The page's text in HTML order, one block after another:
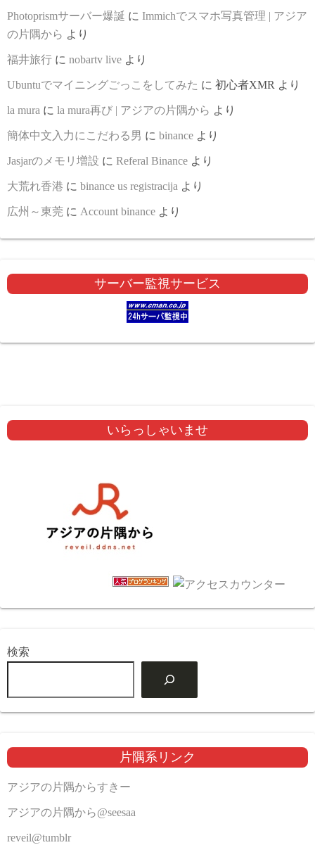
Photoprismサーバー爆誕 に Immichでスマホ写真管理 | アジア
の片隅から より
福井旅行 に nobartv live より
Ubuntuでマイニングごっこをしてみた に 初心者XMR より
la mura に la mura再び | アジアの片隅から より
簡体中文入力にこだわる男 に binance より
Jasjarのメモリ増設 に Referal Binance より
大荒れ香港 に binance us registracija より
広州～東莞 に Account binance より
サーバー監視サービス
いらっしゃいませ
検索
片隅系リンク
アジアの片隅からすきー
アジアの片隅から@seesaa
reveil@tumblr